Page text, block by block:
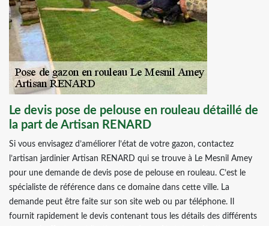
Le devis pose de pelouse en rouleau détaillé de
la part de Artisan RENARD
Si vous envisagez d’améliorer l’état de votre gazon, contactez
l’artisan jardinier Artisan RENARD qui se trouve à Le Mesnil Amey
pour une demande de devis pose de pelouse en rouleau. C’est le
spécialiste de référence dans ce domaine dans cette ville. La
demande peut être faite sur son site web ou par téléphone. Il
fournit rapidement le devis contenant tous les détails des différents